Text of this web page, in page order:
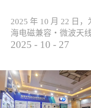
2025 年 10 月 22 日
海电磁兼容・微波天
满落下帷幕。作为电
研讨及产品展示等多
跃探索合作空间，为
了新动能。产品展示
2025 - 10 - 27